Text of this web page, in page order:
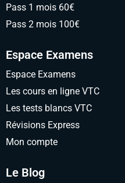
Pass 1 mois 60€
Pass 2 mois 100€
Espace Examens
Espace Examens
Les cours en ligne VTC
Les tests blancs VTC
Révisions Express
Mon compte
Le Blog